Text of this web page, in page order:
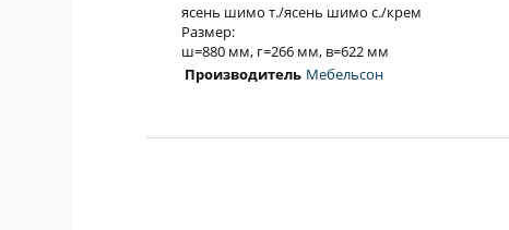
ясень шимо т./ясень шимо с./крем
Размер:
ш=880 мм, г=266 мм, в=622 мм
Производитель Мебельсон